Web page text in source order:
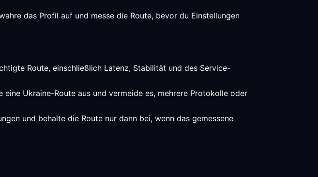
das Profil auf und messe die Route, bevor du Einstellungen
Route, einschließlich Latenz, Stabilität und des Service-
Ukraine-Route aus und vermeide es, mehrere Protokolle oder
und behalte die Route nur dann bei, wenn das gemessene